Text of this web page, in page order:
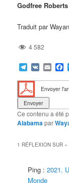
Godfree Roberts
Traduit par
4 582
Telegram
VK
Envoyer
Ce contenu a été
Alabamapar
1 RÉFLEXION SUR «
Ping :2021.
Monde